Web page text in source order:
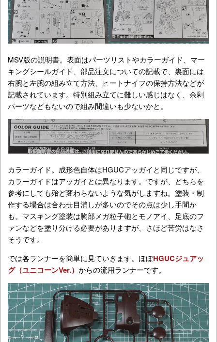
MSV版の説明書。表面はパーツリストやカラーガイド、マー
キングシールガイド、部品注文についての記載で、裏面には
右腕と左腕の組み立て方法、ヒートナイフの保持方法などが
記載されています。特別組み立てに難しい感じはなく、余剰
パーツなどもないので組み間違いも少ないかと。
カラーガイド。成形色自体はHGUCアッガイと同じですが、
カラーガイドはアッガイとは異なります。ですが、どちらを
参考にしても殆ど変わらないような気がしますね。塗装・制
作する場合は合わせ目消しが多いのでその点は少し手間か
も。マスキング塗装は胸部メガ粒子砲とモノアイ、足底のフ
ァンなどを塗り分ける必要がありますが、さほど苦労はなさ
そうです。
では各ランナーを簡単に見ていきます。ほぼHGUCジュアッ
グ（ユニコーンVer.） からの流用ランナーです。